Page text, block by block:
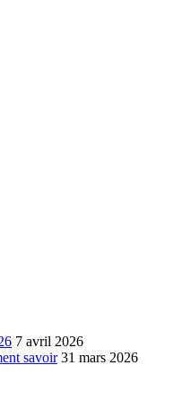
7 avril 2026
savoir 31 mars 2026